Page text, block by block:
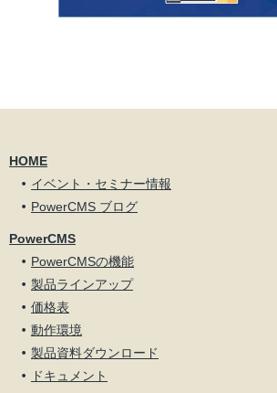
HOME
イベント・セミナー情報
PowerCMS ブログ
PowerCMS
PowerCMSの機能
製品ラインアップ
価格表
動作環境
製品資料ダウンロード
ドキュメント